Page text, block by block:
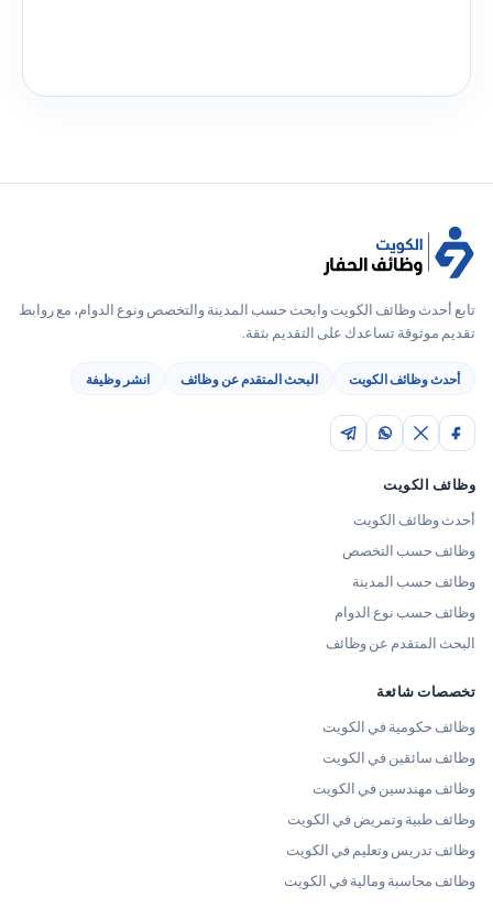
تابع أحدث وظائف الكويت وابحث حسب المدينة والتخصص ونوع الدوام، مع روابط
تقديم موثوقة تساعدك على التقديم بثقة.
أحدث وظائف الكويت البحث المتقدم عن وظائف انشر وظيفة
وظائف الكويت
أحدث وظائف الكويت
وظائف حسب التخصص
وظائف حسب المدينة
وظائف حسب نوع الدوام
البحث المتقدم عن وظائف
تخصصات شائعة
وظائف حكومية في الكويت
وظائف سائقين في الكويت
وظائف مهندسين في الكويت
وظائف طبية وتمريض في الكويت
وظائف تدريس وتعليم في الكويت
وظائف محاسبة ومالية في الكويت